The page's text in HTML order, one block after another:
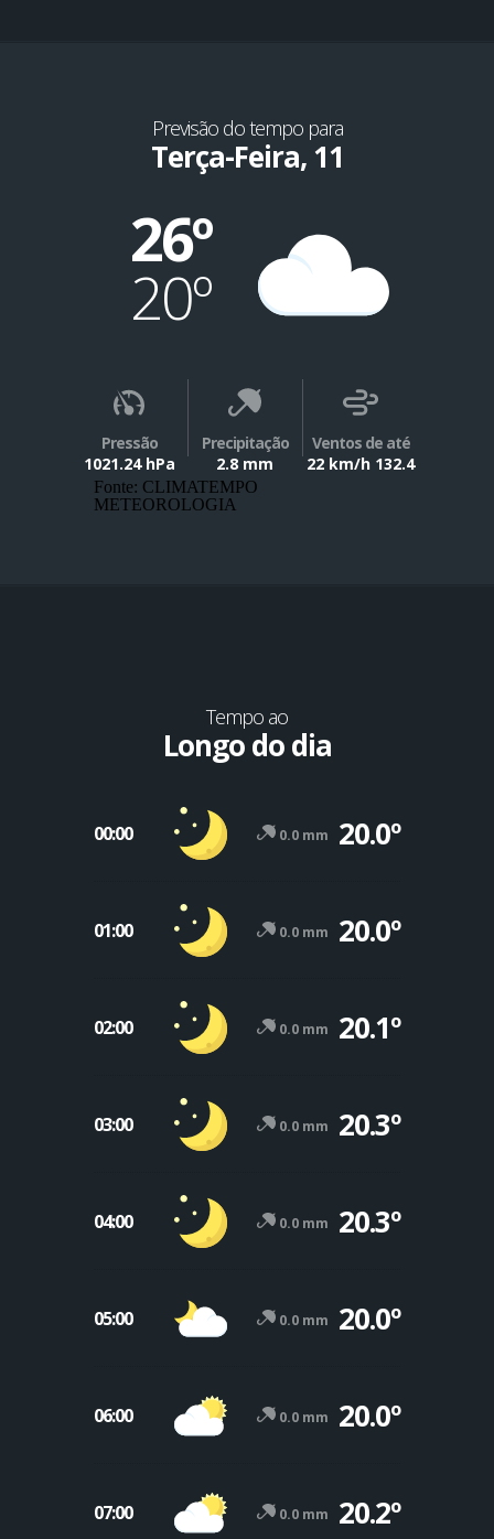
Previsão do tempo para
Terça-Feira, 11
26º
20º
Pressão
1021.24 hPa
Precipitação
2.8 mm
Ventos de até
22 km/h 132.4
Fonte: CLIMATEMPO
METEOROLOGIA
Tempo ao
Longo do dia
00:00 0.0 mm 20.0º
01:00 0.0 mm 20.0º
02:00 0.0 mm 20.1º
03:00 0.0 mm 20.3º
04:00 0.0 mm 20.3º
05:00 0.0 mm 20.0º
06:00 0.0 mm 20.0º
07:00 0.0 mm 20.2º